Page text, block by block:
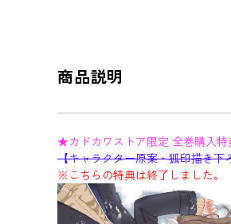
商品説明
★カドカワストア限定 全巻購入
【キャラクター原案・狐印描き下
※こちらの特典は終了しました。